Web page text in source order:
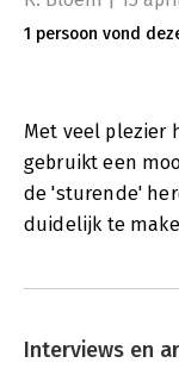
1 persoon vond
Met veel plezier
gebruikt een
de 'sturende'
duidelijk te
Interviews en